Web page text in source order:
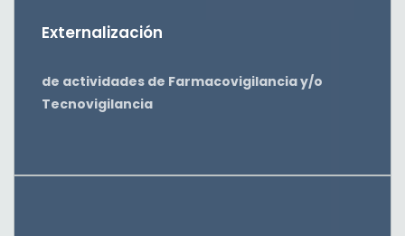
Externalización
de actividades de Farmacovigilancia y/o
Tecnovigilancia